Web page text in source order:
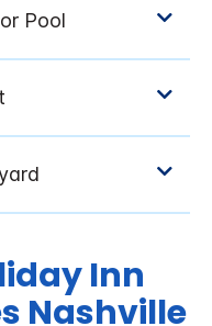
Inn
Nashville